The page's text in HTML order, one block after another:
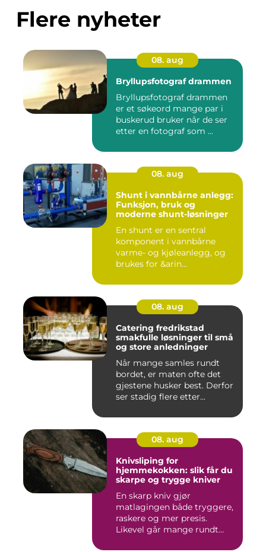
Flere nyheter
08. aug
Bryllupsfotograf drammen
Bryllupsfotograf drammen
er et søkeord mange par i
buskerud bruker når de ser
etter en fotograf som ...
08. aug
Shunt i vannbårne anlegg:
Funksjon, bruk og
moderne shunt-løsninger
En shunt er en sentral
komponent i vannbårne
varme- og kjøleanlegg, og
brukes for &arin...
08. aug
Catering fredrikstad
smakfulle løsninger til små
og store anledninger
Når mange samles rundt
bordet, er maten ofte det
gjestene husker best. Derfor
ser stadig flere etter...
08. aug
Knivsliping for
hjemmekokken: slik får du
skarpe og trygge kniver
En skarp kniv gjør
matlagingen både tryggere,
raskere og mer presis.
Likevel går mange rundt